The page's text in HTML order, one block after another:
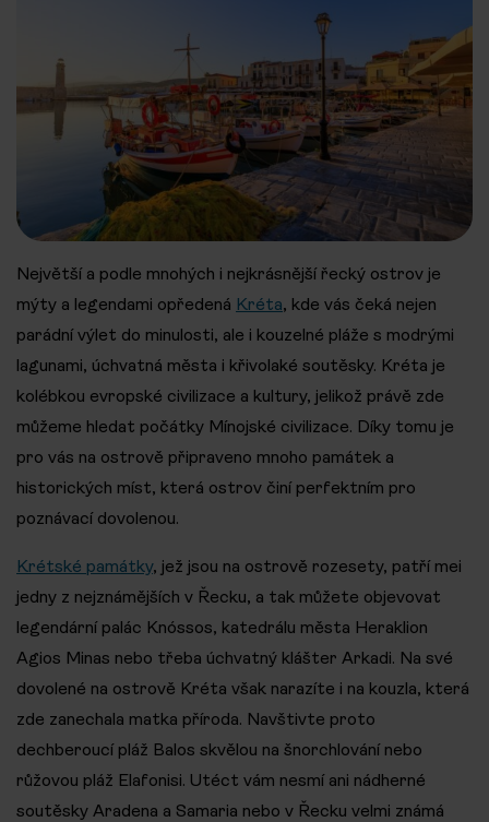
Největší a podle mnohých i nejkrásnější řecký ostrov je
mýty a legendami opředená Kréta, kde vás čeká nejen
parádní výlet do minulosti, ale i kouzelné pláže s modrými
lagunami, úchvatná města i křivolaké soutěsky. Kréta je
kolébkou evropské civilizace a kultury, jelikož právě zde
můžeme hledat počátky Mínojské civilizace. Díky tomu je
pro vás na ostrově připraveno mnoho památek a
historických míst, která ostrov činí perfektním pro
poznávací dovolenou.
Krétské památky, jež jsou na ostrově rozesety, patří mei
jedny z nejznámějších v Řecku, a tak můžete objevovat
legendární palác Knóssos, katedrálu města Heraklion
Agios Minas nebo třeba úchvatný klášter Arkadi. Na své
dovolené na ostrově Kréta však narazíte i na kouzla, která
zde zanechala matka příroda. Navštivte proto
dechberoucí pláž Balos skvělou na šnorchlování nebo
růžovou pláž Elafonisi. Utéct vám nesmí ani nádherné
soutěsky Aradena a Samaria nebo v Řecku velmi známá